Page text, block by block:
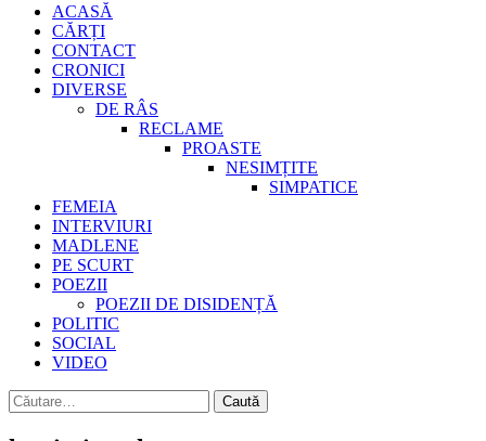
Primary
Menu
ACASĂ
CĂRȚI
CONTACT
CRONICI
DIVERSE
DE RÂS
RECLAME
PROASTE
NESIMȚITE
SIMPATICE
FEMEIA
INTERVIURI
MADLENE
PE SCURT
POEZII
POEZII DE DISIDENȚĂ
POLITIC
SOCIAL
VIDEO
Caută
după: